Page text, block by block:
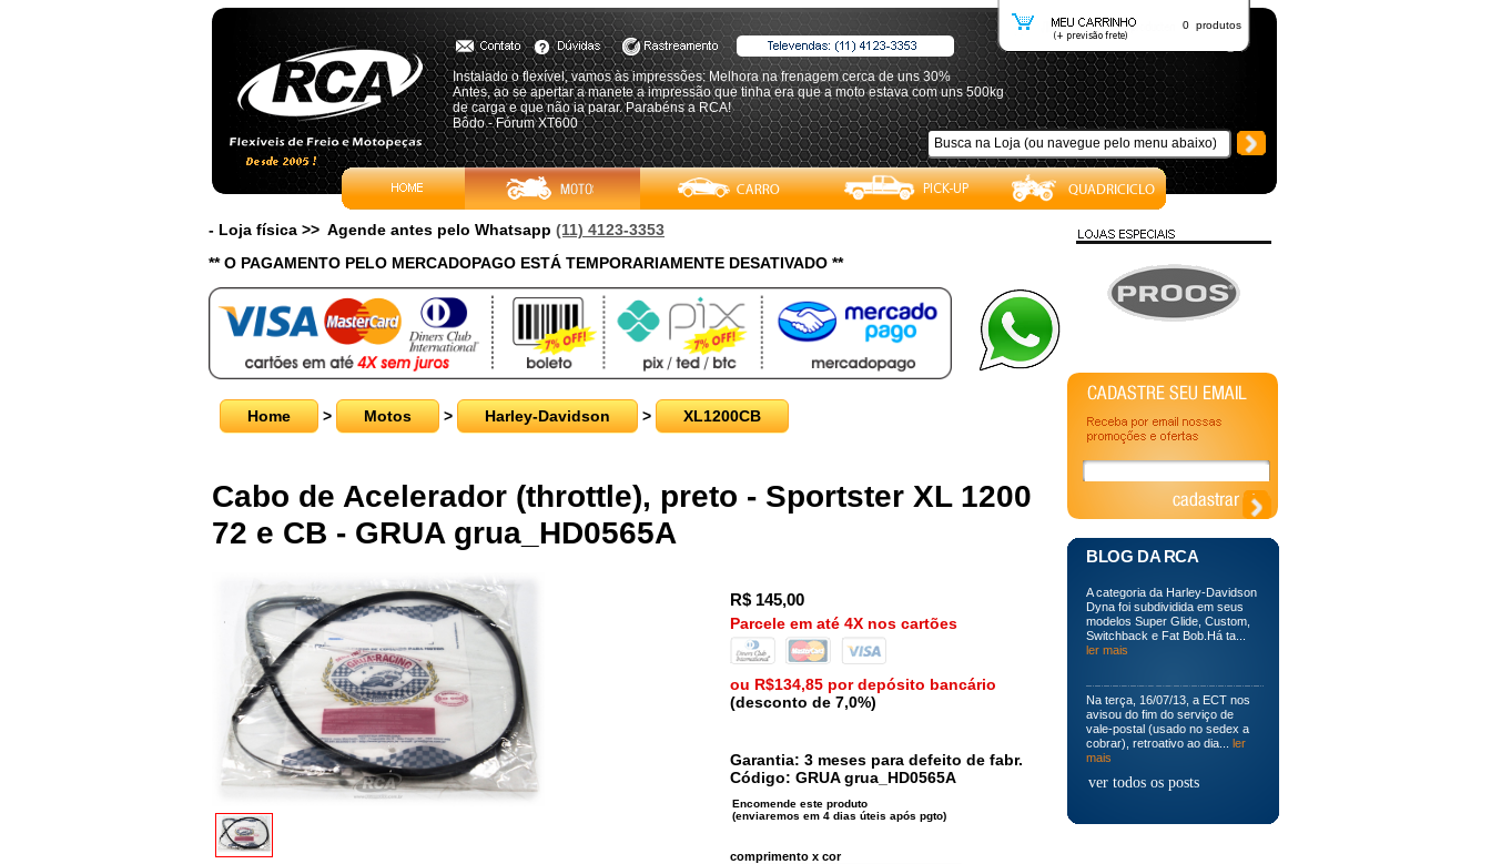
0 produtos
Instalado o flexível, vamos às impressões: Melhora na frenagem cerca de uns 30%
Antes, ao se apertar a manete a impressão que tinha era que a moto estava com uns 500kg
de carga e que não ia parar. Parabéns a RCA!
Bôdo - Fórum XT600
- Loja física >> Agende antes pelo Whatsapp (11) 4123-3353
** O PAGAMENTO PELO MERCADOPAGO ESTÁ TEMPORARIAMENTE DESATIVADO **
Home > Motos > Harley-Davidson > XL1200CB
Cabo de Acelerador (throttle), preto - Sportster XL 1200
72 e CB - GRUA grua_HD0565A
R$ 145,00
Parcele em até 4X nos cartões
ou R$134,85 por depósito bancário
(desconto de 7,0%)
Garantia: 3 meses para defeito de fabr.
Código:GRUAgrua_HD0565A
comprimento x cor
BLOG DA RCA
A categoria da Harley-Davidson
Dyna foi subdividida em seus
modelos Super Glide, Custom,
Switchback e Fat Bob.Há ta...
ler mais
Na terça, 16/07/13, a ECT nos
avisou do fim do serviço de
vale-postal (usado no sedex a
cobrar), retroativo ao dia... ler
mais
ver todos os posts